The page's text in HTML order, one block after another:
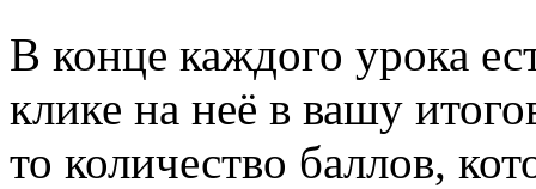
В конце каждого урока
клике на неё в вашу
то количество баллов,